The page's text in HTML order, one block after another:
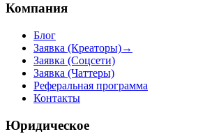
Компания
Блог
Заявка (Креаторы)→
Заявка (Соцсети)
Заявка (Чаттеры)
Реферальная программа
Контакты
Юридическое